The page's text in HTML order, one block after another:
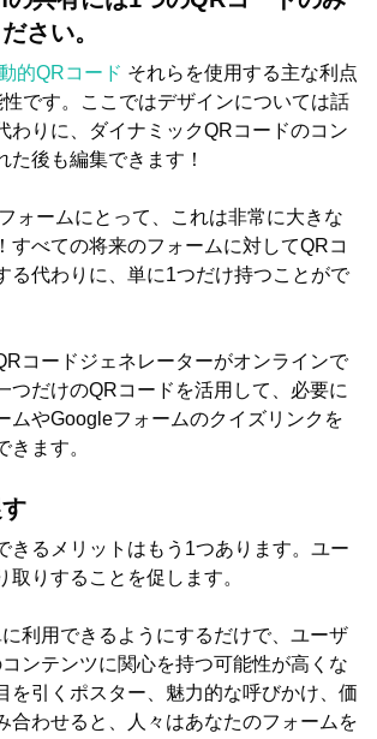
さい。
的QRコード それらを使用する主な利点
です。ここではデザインについては話
わりに、ダイナミックQRコードのコン
た後も編集できます！
ォームにとって、これは非常に大きな
すべての将来のフォームに対してQRコ
る代わりに、単に1つだけ持つことがで
コードジェネレーターがオンラインで
つだけのQRコードを活用して、必要に
ムやGoogleフォームのクイズリンクを
きます。
きるメリットはもう1つあります。ユー
取りすることを促します。
利用できるようにするだけで、ユーザ
ンテンツに関心を持つ可能性が高くな
を引くポスター、魅力的な呼びかけ、価
合わせると、人々はあなたのフォームを